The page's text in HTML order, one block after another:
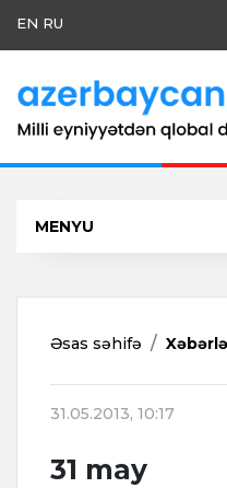
EN RU
MENYU
Əsas səhifə
31.05.2013, 10:17
31 may